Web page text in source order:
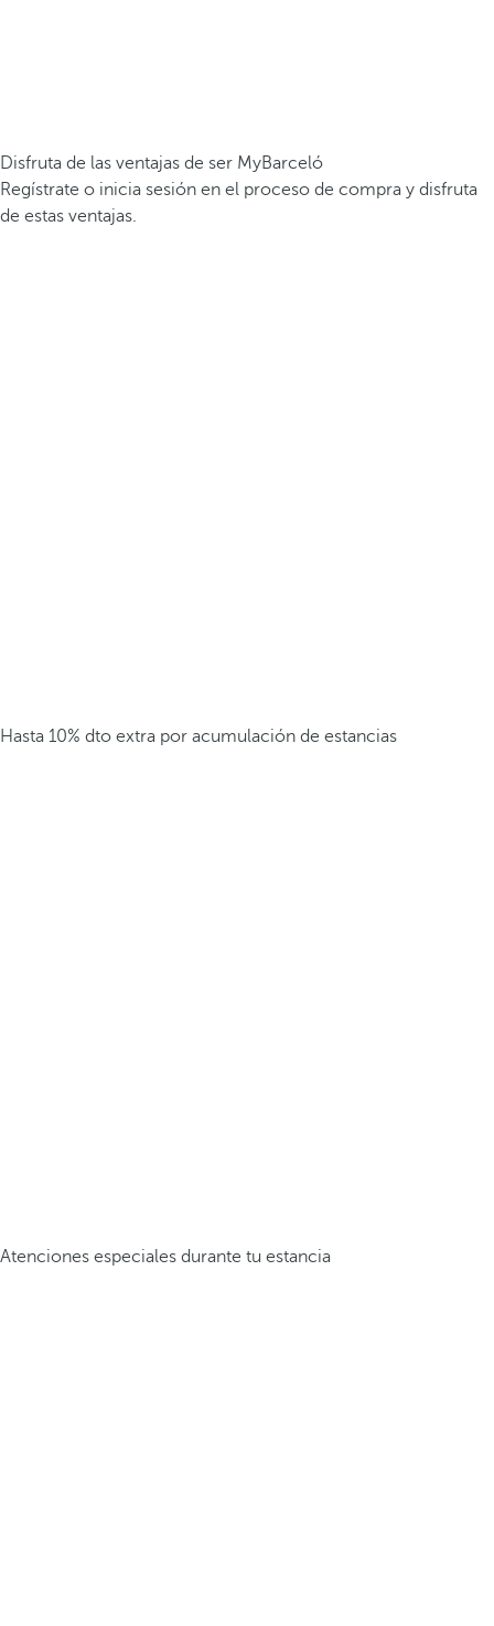
Disfruta de las ventajas de ser MyBarceló
Regístrate o inicia sesión en el proceso de compra y disfruta
de estas ventajas.
Hasta 10% dto extra por acumulación de estancias
Atenciones especiales durante tu estancia